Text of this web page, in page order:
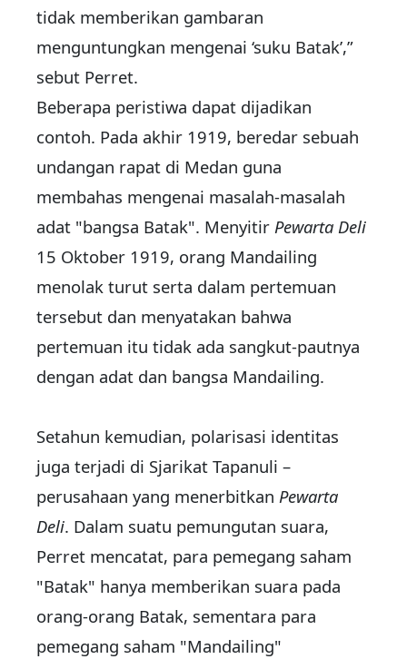
tidak memberikan gambaran
menguntungkan mengenai ‘suku Batak’,”
sebut Perret.
Beberapa peristiwa dapat dijadikan
contoh. Pada akhir 1919, beredar sebuah
undangan rapat di Medan guna
membahas mengenai masalah-masalah
adat "bangsa Batak". Menyitir Pewarta Deli
15 Oktober 1919, orang Mandailing
menolak turut serta dalam pertemuan
tersebut dan menyatakan bahwa
pertemuan itu tidak ada sangkut-pautnya
dengan adat dan bangsa Mandailing.
Setahun kemudian, polarisasi identitas
juga terjadi di Sjarikat Tapanuli –
perusahaan yang menerbitkan Pewarta
Deli. Dalam suatu pemungutan suara,
Perret mencatat, para pemegang saham
"Batak" hanya memberikan suara pada
orang-orang Batak, sementara para
pemegang saham "Mandailing"